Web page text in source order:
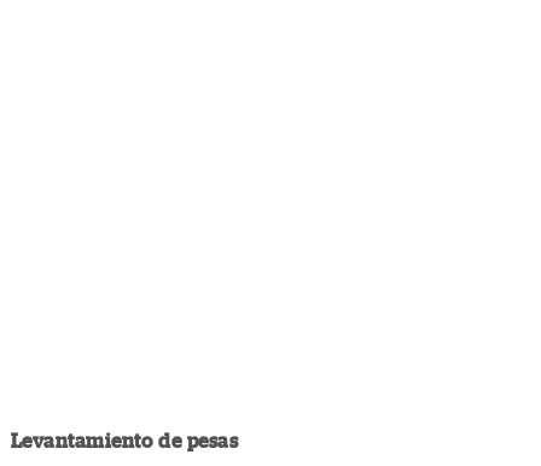
Levantamiento de pesas